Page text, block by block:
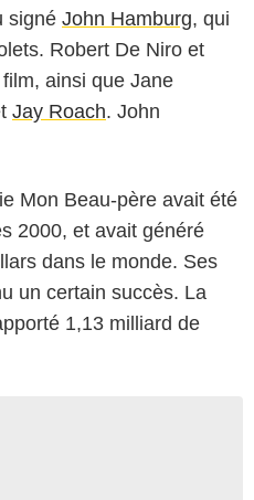
signé John Hamburg, qui
Robert De Niro et
ainsi que Jane
Jay Roach. John
Mon Beau-père avait été
2000, et avait généré
dans le monde. Ses
un certain succès. La
1,13 milliard de